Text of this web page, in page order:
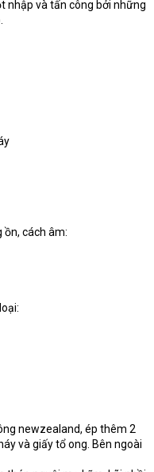
nhập và tấn công bởi những
ồn, cách âm:
newzealand, ép thêm 2
và giấy tổ ong. Bên ngoài